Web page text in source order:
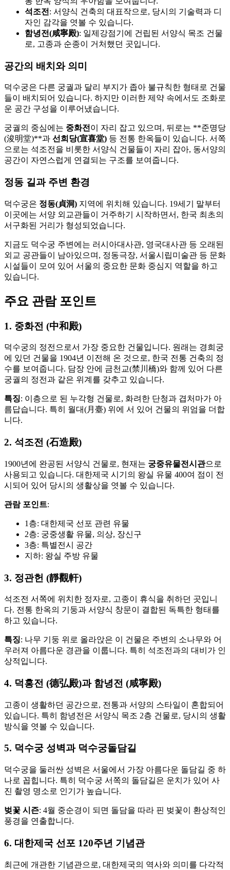
석조전 : 서양식 건축의 대표작으로, 당시의 기술력과 디
자인 감각을 엿볼 수 있습니다.
함녕전(咸寧殿): 일제강점기에 건립된 서양식 목조 건물
로, 고종과 순종이 거처했던 곳입니다.
공간의 배치와 의미
덕수궁은 다른 궁궐과 달리 부지가 좁아 불규칙한 형태로 건물
들이 배치되어 있습니다. 하지만 이러한 제약 속에서도 조화로
운 공간 구성을 이루어냈습니다.
궁궐의 중심에는 중화전이 자리 잡고 있으며, 뒤로는 **준명당
(浚明堂)**과 선희당(宣喜堂) 등 전통 한옥들이 있습니다. 서쪽
으로는 석조전을 비롯한 서양식 건물들이 자리 잡아, 동서양의
공간이 자연스럽게 연결되는 구조를 보여줍니다.
정동 길과 주변 환경
덕수궁은 정동(貞洞) 지역에 위치해 있습니다. 19세기 말부터
이곳에는 서양 외교관들이 거주하기 시작하면서, 한국 최초의
서구화된 거리가 형성되었습니다.
지금도 덕수궁 주변에는 러시아대사관, 영국대사관 등 오래된
외교 공관들이 남아있으며, 정동극장, 서울시립미술관 등 문화
시설들이 모여 있어 서울의 중요한 문화 중심지 역할을 하고
있습니다.
주요 관람 포인트
1. 중화전 (中和殿)
덕수궁의 정전으로서 가장 중요한 건물입니다. 원래는 경희궁
에 있던 건물을 1904년 이전해 온 것으로, 한국 전통 건축의 정
수를 보여줍니다. 담장 안에 금천교(禁川橋)와 함께 있어 다른
궁궐의 정전과 같은 위계를 갖추고 있습니다.
특징: 이층으로 된 누각형 건물로, 화려한 단청과 겹처마가 아
름답습니다. 특히 월대(月臺) 위에 서 있어 건물의 위엄을 더합
니다.
2. 석조전 (石造殿)
1900년에 완공된 서양식 건물로, 현재는 궁중유물전시관으로
사용되고 있습니다. 대한제국 시기의 왕실 유물 400여 점이 전
시되어 있어 당시의 생활상을 엿볼 수 있습니다.
관람 포인트:
1층: 대한제국 선포 관련 유물
2층: 궁중생활 유물, 의상, 장신구
3층: 특별전시 공간
지하: 왕실 주방 유물
3. 정관헌 (靜觀軒)
석조전 서쪽에 위치한 정자로, 고종이 휴식을 취하던 곳입니
다. 전통 한옥의 기둥과 서양식 창문이 결합된 독특한 형태를
하고 있습니다.
특징: 나무 기둥 위로 올라앉은 이 건물은 주변의 소나무와 어
우러져 아름다운 경관을 이룹니다. 특히 석조전과의 대비가 인
상적입니다.
4. 덕홍전 (德弘殿)과 함녕전 (咸寧殿)
고종이 생활하던 공간으로, 전통과 서양의 스타일이 혼합되어
있습니다. 특히 함녕전은 서양식 목조 2층 건물로, 당시의 생활
방식을 엿볼 수 있습니다.
5. 덕수궁 성벽과 덕수궁돌담길
덕수궁을 둘러싼 성벽은 서울에서 가장 아름다운 돌담길 중 하
나로 꼽힙니다. 특히 덕수궁 서쪽의 돌담길은 운치가 있어 사
진 촬영 명소로 인기가 높습니다.
벚꽃 시즌: 4월 중순경이 되면 돌담을 따라 핀 벚꽃이 환상적인
풍경을 연출합니다.
6. 대한제국 선포 120주년 기념관
최근에 개관한 기념관으로, 대한제국의 역사와 의미를 다각적